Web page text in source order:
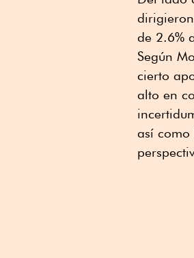
de 2.6%
Según
cierto
alto en
así